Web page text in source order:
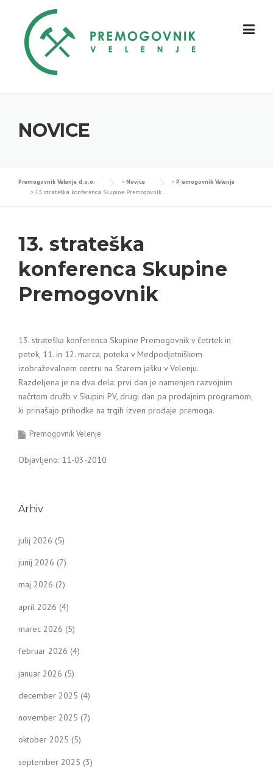
content
NOVICE
Premogovnik Velenje d.o.o. > Novice > Premogovnik Velenje
> 13. strateška konferenca Skupine Premogovnik
13. strateška
konferenca Skupine
Premogovnik
13. strateška konferenca Skupine Premogovnik v četrtek in
petek, 11. in 12. marca, poteka v Medpodjetniškem
izobraževalnem centru na Starem jašku v Velenju.
Razdeljena je na dva dela: prvi dan je namenjen razvojnim
načrtom družb v Skupini PV, drugi dan pa prodajnim programom,
ki prinašajo prihodke na trgih izven prodaje premoga.
Premogovnik Velenje
Objavljeno: 11-03-2010
Arhiv
julij 2026 (5)
junij 2026 (7)
maj 2026 (2)
april 2026 (4)
marec 2026 (5)
februar 2026 (4)
januar 2026 (5)
december 2025 (4)
november 2025 (7)
oktober 2025 (5)
september 2025 (3)